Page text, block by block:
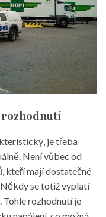
rozhodnutí
je třeba
Není vůbec od
kteří mají dostatečné
Někdy se totiž vyplatí
rozhodnutí je